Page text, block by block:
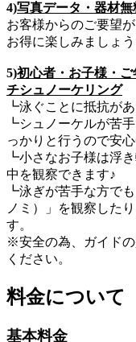
4)写真データ・器材
お客様からのご要望
お得に楽しみましょう
5)初心者・お子様・
チシュノーケリング
┗泳ぐことに抵抗が
┗シュノーケルが苦
っかりと行うので安
┗小さなお子様は浮
中を観察できます♪
┗泳ぎが苦手な方で
ノミ）」を観察した
す。
※安全の為、ガイド
ください。
料金について
基本料金